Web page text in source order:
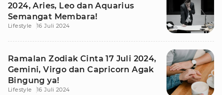
2024, Aries, Leo dan Aquarius
Semangat Membara!
Lifestyle 16 Juli 2024
Ramalan Zodiak Cinta 17 Juli 2024,
Gemini, Virgo dan Capricorn Agak
Bingung ya!
Lifestyle 16 Juli 2024